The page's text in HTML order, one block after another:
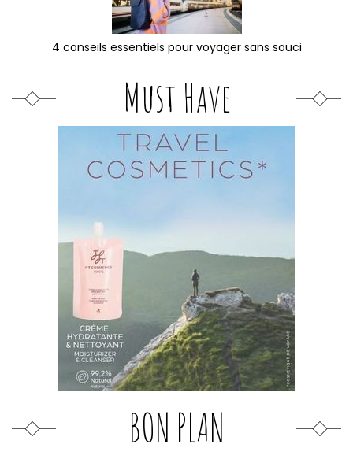
4 conseils essentiels pour voyager sans souci
Must Have
BON PLAN